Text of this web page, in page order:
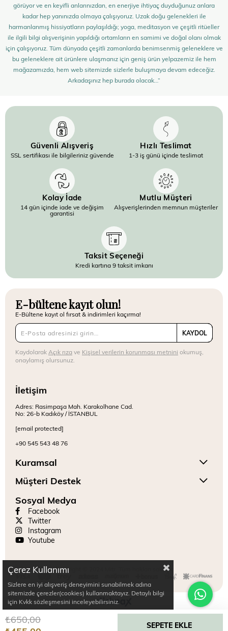
görüyor ve en keyifli anlarınızdan, en enerjiye ihtiyaç duyduğunuz anlara
kadar hep yanınızda olmaya çalışıyoruz. Uzak doğu gelenekleri ile
harmanlanmış hissiyatların paylaşıldığı; yoga, meditasyon ve çeşitli ritüeller
ile ilgili bilgi alışverişinin yapıldığı ortamların en samimi ve doğal olanı olmak
için çalışıyoruz. Tüm dünyada çeşitli zamanlarda benimsenmiş geleneklere ve
bu geleneklere ait ürünlere ulaşmanız için geniş ürün yelpazemiz ile hem
mağazamızda, hem web sitemizde sizlerle buluşmaya devam edeceğiz.
Arkadaşınız hep burada olacak…”
Güvenli Alışveriş
SSL sertifikası ile bilgileriniz güvende
Hızlı Teslimat
1-3 iş günü içinde teslimat
Kolay İade
14 gün içinde iade ve değişim
garantisi
Mutlu Müşteri
Alışverişlerinden memnun müşteriler
Taksit Seçeneği
Kredi kartına 9 taksit imkanı
E-bültene kayıt olun!
E-Bültene kayıt ol fırsat & indirimleri kaçırma!
KAYDOL
Kaydolarak Açık rızave Kişisel verilerin korunması metnini okumuş,
onaylamış olursunuz.
İletişim
Adres: Rasimpaşa Mah. Karakolhane Cad.
No: 26-b Kadıköy / İSTANBUL
[email protected]
+90 545 543 48 76
Kuramsal
Müşteri Destek
Sosyal Medya
Facebook
Twitter
Instagram
Youtube
Copyright © 2024 Mitr. Tüm hakları saklıdır.
Çerez Kullanımı
Sizlere en iyi alışveriş deneyimini sunabilmek adına
sitemizde çerezler(cookies) kullanmaktayız. Detaylı bilgi
için Kvkk sözleşmesini inceleyebilirsiniz.
₺650,00